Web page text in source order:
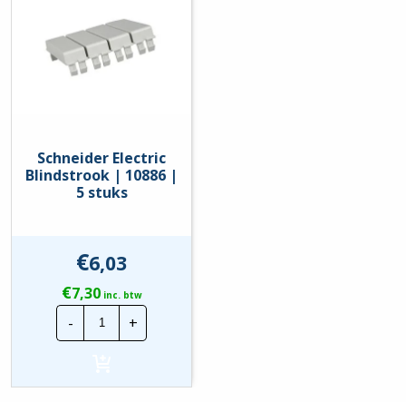
Schneider Electric
Blindstrook | 10886 |
5 stuks
€6,03
€7,30inc. btw
-
Schneider
Electric
Blindstrook
|
+